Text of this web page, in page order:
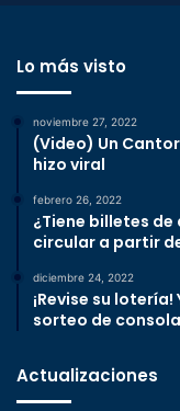
Lo más visto
noviembre 27, 2022
(Video) Un
hizo viral
febrero 26, 2022
¿Tiene billetes
circular a partir
diciembre 24, 2022
¡Revise su
sorteo de
Actualizaciones